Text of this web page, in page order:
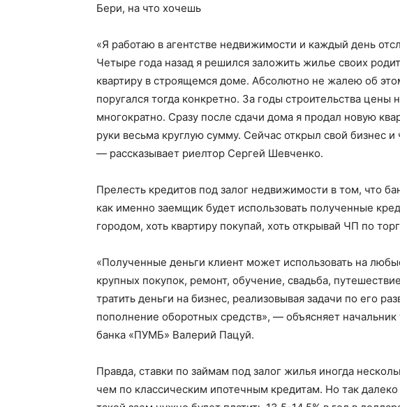
Бери, на что хочешь
«Я работаю в агентстве недвижимости и каждый день
Четыре года назад я решился заложить жилье своих
квартиру в строящемся доме. Абсолютно не жалею об
поругался тогда конкретно. За годы строительства
многократно. Сразу после сдачи дома я продал новую
руки весьма круглую сумму. Сейчас открыл свой бизнес
— рассказывает риелтор Сергей Шевченко.
Прелесть кредитов под залог недвижимости в том, что
как именно заемщик будет использовать полученные
городом, хоть квартиру покупай, хоть открывай ЧП по
«Полученные деньги клиент может использовать на
крупных покупок, ремонт, обучение, свадьба,
тратить деньги на бизнес, реализовывая задачи по его
пополнение оборотных средств», — объясняет начальник
банка «ПУМБ» Валерий Пацуй.
Правда, ставки по займам под залог жилья иногда
чем по классическим ипотечным кредитам. Но так